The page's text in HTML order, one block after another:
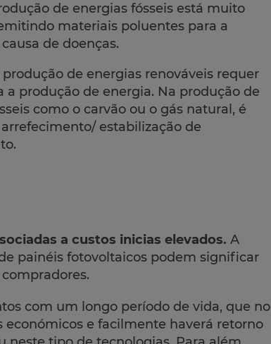
de energias fósseis está muito
materiais poluentes para a
de doenças.
produção de energias renováveis requer
produção de energia. Na produção de
como o carvão ou o gás natural, é
estabilização de
a custos inicias elevados. A
painéis fotovoltaicos podem significar
com um longo período de vida, que no
económicos e facilmente haverá retorno